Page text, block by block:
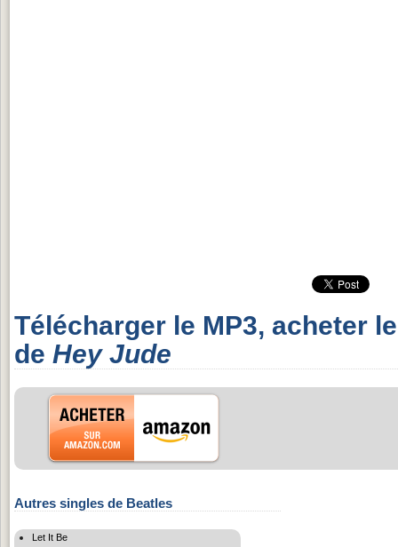
Télécharger le MP3, acheter
de Hey Jude
Autres singles de Beatles
Let It Be